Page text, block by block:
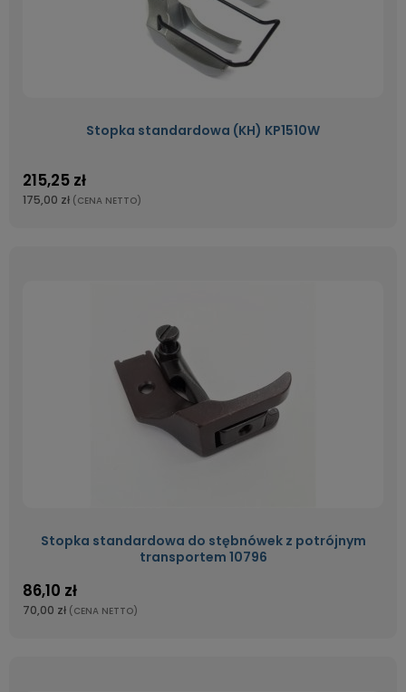
Stopka standardowa (KH) KP1510W
215,25 zł
175,00 zł (CENA NETTO)
Stopka standardowa do stębnówek z potrójnym
transportem 10796
86,10 zł
70,00 zł (CENA NETTO)